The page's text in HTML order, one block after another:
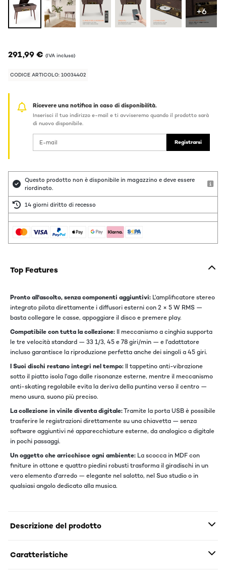
+6
291,99 € (IVA inclusa)
CODICE ARTICOLO: 10034402
Ricevere una notifica in caso di disponibilità.
Inserisci il tuo indirizzo e-mail e ti avviseremo quando il prodotto sarà
di nuovo disponibile.
Registrarsi
Questo prodotto non è disponibile in magazzino e deve essere
riordinato.
14 giorni diritto di recesso
Top Features
Pronto all'ascolto, senza componenti aggiuntivi: L'amplificatore stereo
integrato pilota direttamente i diffusori esterni con 2 × 5 W RMS —
basta collegare le casse, appoggiare il disco e premere play.
Compatibile con tutta la collezione: Il meccanismo a cinghia supporta
le tre velocità standard — 33 1/3, 45 e 78 giri/min — e l'adattatore
incluso garantisce la riproduzione perfetta anche dei singoli a 45 giri.
I Suoi dischi restano integri nel tempo: Il tappetino anti-vibrazione
sotto il piatto isola l'ago dalle risonanze esterne, mentre il meccanismo
anti-skating regolabile evita la deriva della puntina verso il centro —
meno usura, suono più preciso.
La collezione in vinile diventa digitale:Tramite la porta USB è possibile
trasferire le registrazioni direttamente su una chiavetta — senza
software aggiuntivi né apparecchiature esterne, da analogico a digitale
in pochi passaggi.
Un oggetto che arricchisce ogni ambiente: La scocca in MDF con
finiture in ottone e quattro piedini robusti trasforma il giradischi in un
vero elemento d'arredo — elegante nel salotto, nel Suo studio o in
qualsiasi angolo dedicato alla musica.
Descrizione del prodotto
Caratteristiche